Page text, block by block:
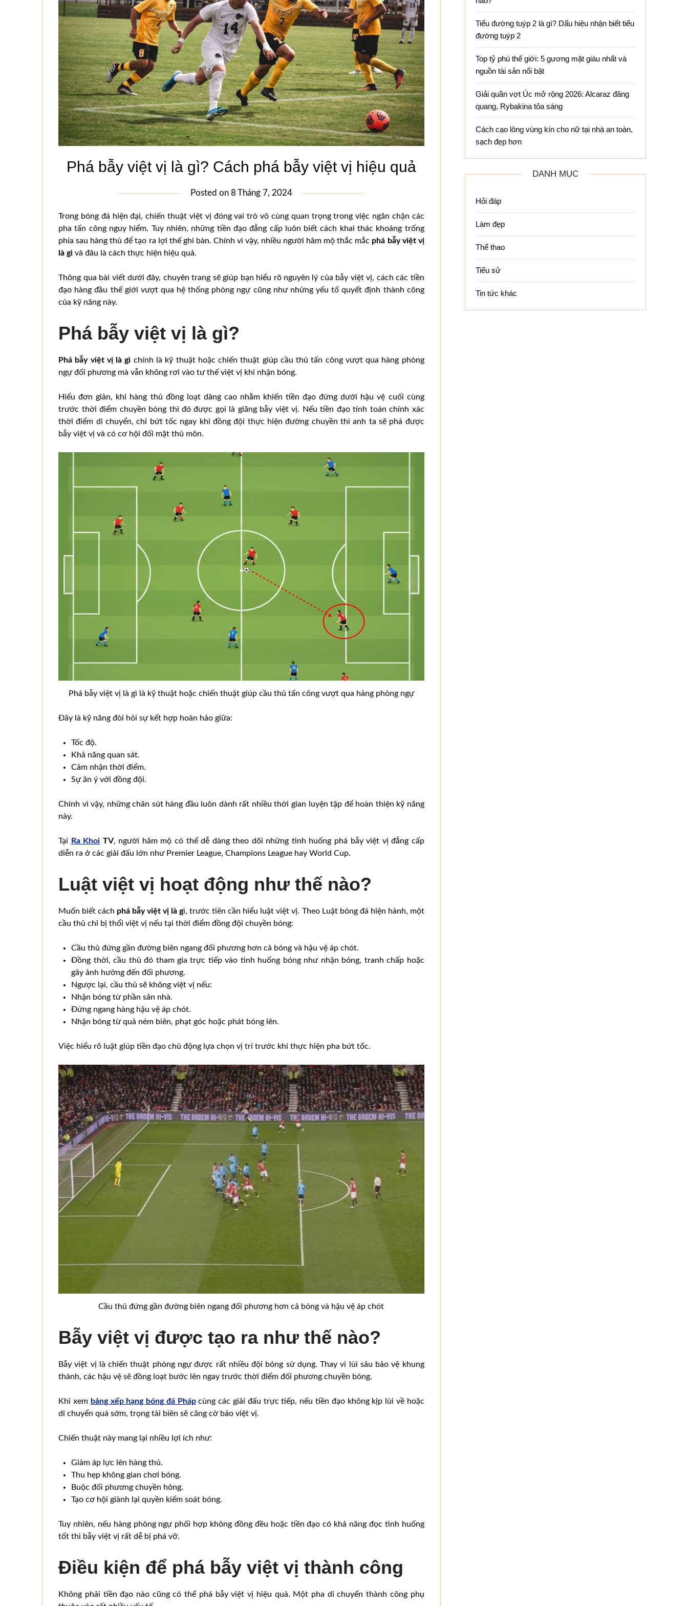
Phá bẫy việt vị là gì? Cách phá bẫy việt vị hiệu quả
Posted on 8 Tháng 7, 2024
Trong bóng đá hiện đại, chiến thuật việt vị đóng vai trò vô cùng quan trọng trong việc ngăn chặn các
pha tấn công nguy hiểm. Tuy nhiên, những tiền đạo đẳng cấp luôn biết cách khai thác khoảng trống
phía sau hàng thủ để tạo ra lợi thế ghi bàn. Chính vì vậy, nhiều người hâm mộ thắc mắc phá bẫy việt vị
là gì và đâu là cách thực hiện hiệu quả.
Thông qua bài viết dưới đây, chuyên trang sẽ giúp bạn hiểu rõ nguyên lý của bẫy việt vị, cách các tiền
đạo hàng đầu thế giới vượt qua hệ thống phòng ngự cũng như những yếu tố quyết định thành công
của kỹ năng này.
Phá bẫy việt vị là gì?
Phá bẫy việt vị là gì chính là kỹ thuật hoặc chiến thuật giúp cầu thủ tấn công vượt qua hàng phòng
ngự đối phương mà vẫn không rơi vào tư thế việt vị khi nhận bóng.
Hiểu đơn giản, khi hàng thủ đồng loạt dâng cao nhằm khiến tiền đạo đứng dưới hậu vệ cuối cùng
trước thời điểm chuyền bóng thì đó được gọi là giăng bẫy việt vị. Nếu tiền đạo tính toán chính xác
thời điểm di chuyển, chỉ bứt tốc ngay khi đồng đội thực hiện đường chuyền thì anh ta sẽ phá được
bẫy việt vị và có cơ hội đối mặt thủ môn.
Phá bẫy việt vị là gì là kỹ thuật hoặc chiến thuật giúp cầu thủ tấn công vượt qua hàng phòng ngự
Đây là kỹ năng đòi hỏi sự kết hợp hoàn hảo giữa:
Tốc độ.
Khả năng quan sát.
Cảm nhận thời điểm.
Sự ăn ý với đồng đội.
Chính vì vậy, những chân sút hàng đầu luôn dành rất nhiều thời gian luyện tập để hoàn thiện kỹ năng
này.
Tại Ra Khoi TV, người hâm mộ có thể dễ dàng theo dõi những tình huống phá bẫy việt vị đẳng cấp
diễn ra ở các giải đấu lớn như Premier League, Champions League hay World Cup.
Luật việt vị hoạt động như thế nào?
Muốn biết cách phá bẫy việt vị là gì, trước tiên cần hiểu luật việt vị. Theo Luật bóng đá hiện hành, một
cầu thủ chỉ bị thổi việt vị nếu tại thời điểm đồng đội chuyền bóng:
Cầu thủ đứng gần đường biên ngang đối phương hơn cả bóng và hậu vệ áp chót.
Đồng thời, cầu thủ đó tham gia trực tiếp vào tình huống bóng như nhận bóng, tranh chấp hoặc
gây ảnh hưởng đến đối phương.
Ngược lại, cầu thủ sẽ không việt vị nếu:
Nhận bóng từ phần sân nhà.
Đứng ngang hàng hậu vệ áp chót.
Nhận bóng từ quả ném biên, phạt góc hoặc phát bóng lên.
Việc hiểu rõ luật giúp tiền đạo chủ động lựa chọn vị trí trước khi thực hiện pha bứt tốc.
Cầu thủ đứng gần đường biên ngang đối phương hơn cả bóng và hậu vệ áp chót
Bẫy việt vị được tạo ra như thế nào?
Bẫy việt vị là chiến thuật phòng ngự được rất nhiều đội bóng sử dụng. Thay vì lùi sâu bảo vệ khung
thành, các hậu vệ sẽ đồng loạt bước lên ngay trước thời điểm đối phương chuyền bóng.
Khi xem bảng xếp hạng bóng đá Phápcùng các giải đấu trực tiếp, nếu tiền đạo không kịp lùi về hoặc
di chuyển quá sớm, trọng tài biên sẽ căng cờ báo việt vị.
Chiến thuật này mang lại nhiều lợi ích như:
Giảm áp lực lên hàng thủ.
Thu hẹp không gian chơi bóng.
Buộc đối phương chuyền hỏng.
Tạo cơ hội giành lại quyền kiểm soát bóng.
Tuy nhiên, nếu hàng phòng ngự phối hợp không đồng đều hoặc tiền đạo có khả năng đọc tình huống
tốt thì bẫy việt vị rất dễ bị phá vỡ.
Điều kiện để phá bẫy việt vị thành công
Không phải tiền đạo nào cũng có thể phá bẫy việt vị hiệu quả. Một pha di chuyển thành công phụ
Tiểu đường tuýp 2 là gì? Dấu hiệu nhận biết tiểu
đường tuýp 2
Top tỷ phú thế giới: 5 gương mặt giàu nhất và
nguồn tài sản nổi bật
Giải quần vợt Úc mở rộng 2026: Alcaraz đăng
quang, Rybakina tỏa sáng
Cách cạo lông vùng kín cho nữ tại nhà an toàn,
sạch đẹp hơn
DANH MỤC
Hỏi đáp
Làm đẹp
Thể thao
Tiểu sử
Tin tức khác